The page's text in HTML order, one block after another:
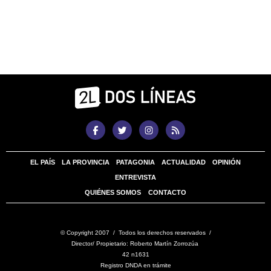
EL PAÍS LA PROVINCIA PATAGONIA ACTUALIDAD OPINIÓN
ENTREVISTA
QUIÉNES SOMOS CONTACTO
© Copyright 2007 / Todos los derechos reservados /
Director/ Propietario: Roberto Martín Zorrozúa
42 n1631
Registro DNDA en trámite